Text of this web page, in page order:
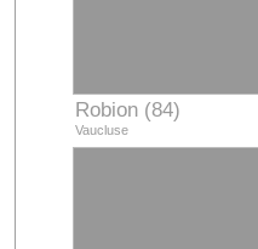
Robion (84)
Vaucluse